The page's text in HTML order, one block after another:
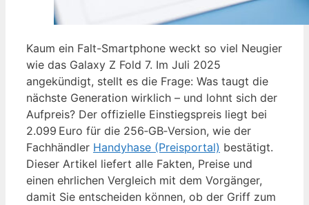
Kaum ein Falt-Smartphone weckt so viel Neugier
wie das Galaxy Z Fold 7. Im Juli 2025
angekündigt, stellt es die Frage: Was taugt die
nächste Generation wirklich – und lohnt sich der
Aufpreis? Der offizielle Einstiegspreis liegt bei
2.099 Euro für die 256‑GB‑Version, wie der
Fachhändler Handyhase (Preisportal) bestätigt.
Dieser Artikel liefert alle Fakten, Preise und
einen ehrlichen Vergleich mit dem Vorgänger,
damit Sie entscheiden können, ob der Griff zum